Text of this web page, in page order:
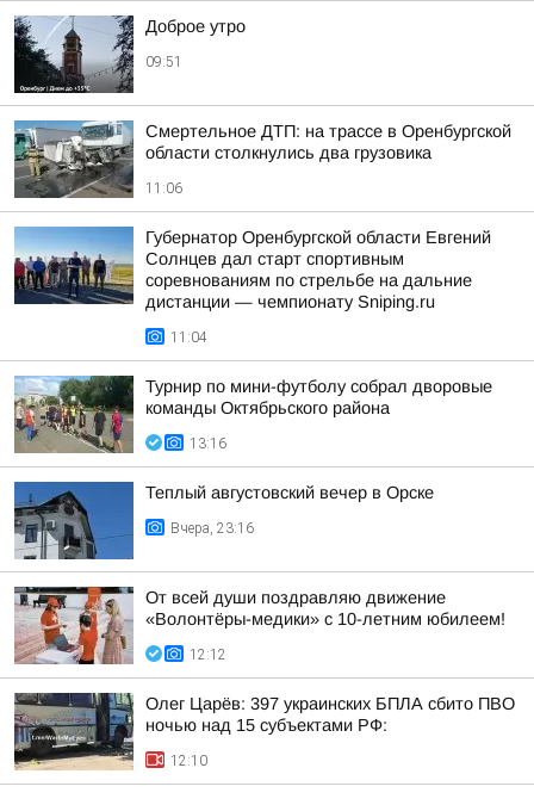
Доброе утро
09:51
Смертельное ДТП: на трассе в Оренбургской
области столкнулись два грузовика
11:06
Губернатор Оренбургской области Евгений
Солнцев дал старт спортивным
соревнованиям по стрельбе на дальние
дистанции — чемпионату Sniping.ru
11:04
Турнир по мини-футболу собрал дворовые
команды Октябрьского района
13:16
Теплый августовский вечер в Орске
Вчера, 23:16
От всей души поздравляю движение
«Волонтёры-медики» с 10-летним юбилеем!
12:12
Олег Царёв: 397 украинских БПЛА сбито ПВО
ночью над 15 субъектами РФ:
12:10